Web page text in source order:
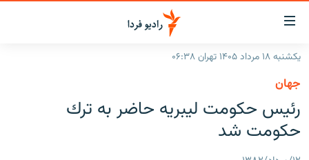
لینک‌های
قابلیت
دسترسی
بازگشت
منوی
اصلی
رفتن
جهان
یکشنبه ۱۸ مرداد ۱۴۰۵ تهران ۰۶:۳۸
جهان
رئيس حكومت ليبريه حاضر به ترك
حكومت شد